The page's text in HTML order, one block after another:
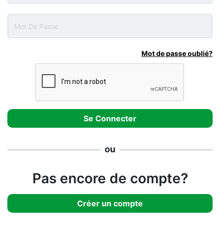
Mot de passe oublié?
ou
Pas encore de compte?
Créer un compte